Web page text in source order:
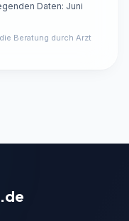
Daten: Juni
Beratung durch Arzt